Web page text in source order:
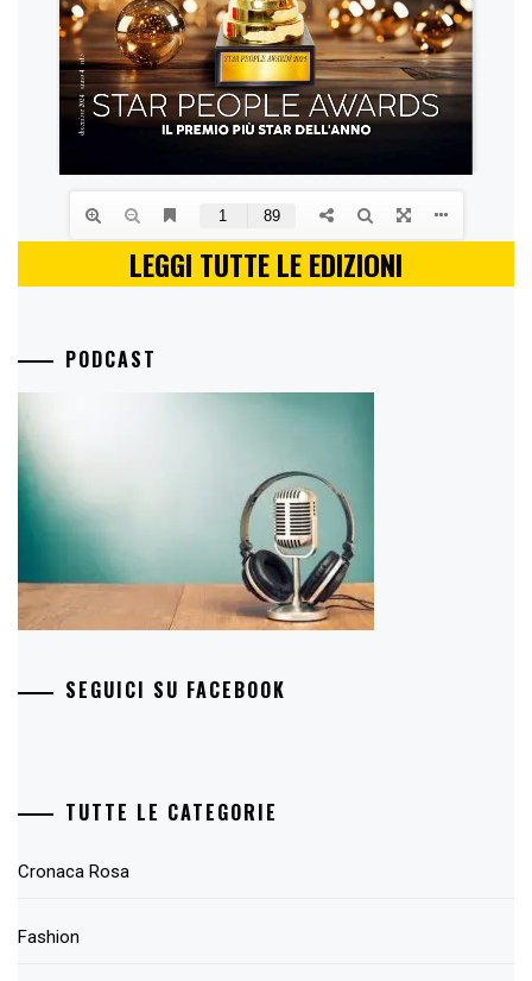
LEGGI TUTTE LE EDIZIONI
PODCAST
SEGUICI SU FACEBOOK
TUTTE LE CATEGORIE
Cronaca Rosa
Fashion